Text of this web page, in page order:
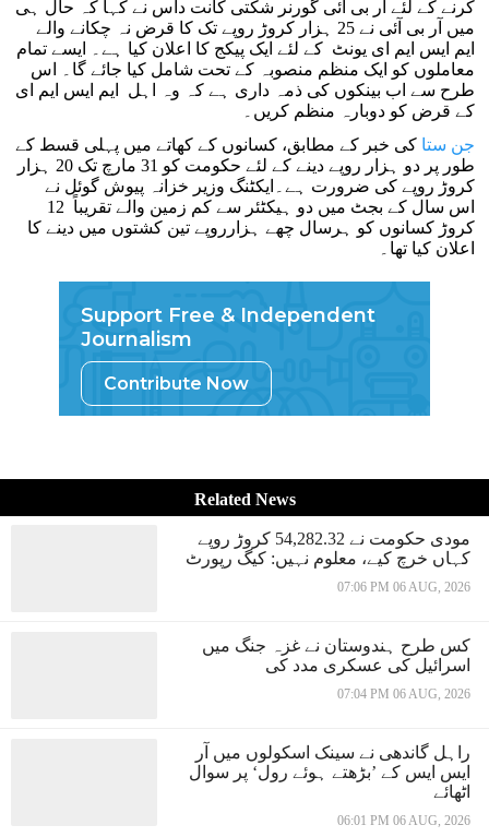
کرنے کے لئے آر بی آئی گورنر شکتی کانت داس نے کہا کہ حال ہی
میں آر بی آئی نے 25 ہزار کروڑ روپے تک کا قرض نہ چکانے والے
ایم ایس ایم ای یونٹ کے لئے ایک پیکج کا اعلان کیا ہے۔ ایسے تمام
معاملوں کو ایک منظم منصوبہ کے تحت شامل کیا جائے گا۔ اس
طرح سے اب بینکوں کی ذمہ داری ہے کہ وہ اہل ایم ایس ایم ای
کے قرض کو دوبارہ منظم کریں۔
جن ستا کی خبر کے مطابق، کسانوں کے کھاتے میں پہلی قسط کے
طور پر دو ہزار روپے دینے کے لئے حکومت کو 31 مارچ تک 20 ہزار
کروڑ روپے کی ضرورت ہے۔ایکٹنگ وزیر خزانہ پیوش گوئل نے
اس سال کے بجٹ میں دو ہیکٹئر سے کم زمین والے تقریباً 12
کروڑ کسانوں کو ہرسال چھے ہزارروپے تین کشتوں میں دینے کا
اعلان کیا تھا۔
Support Free & Independent
Journalism
Contribute Now
Related News
مودی حکومت نے 54,282.32 کروڑ روپے
کہاں خرچ کیے، معلوم نہیں: کیگ رپورٹ
07:06 PM 06 AUG, 2026
کس طرح ہندوستان نے غزہ جنگ میں
اسرائیل کی عسکری مدد کی
07:04 PM 06 AUG, 2026
راہل گاندھی نے سینک اسکولوں میں آر
ایس ایس کے ’بڑھتے ہوئے رول‘ پر سوال
اٹھائے
06:01 PM 06 AUG, 2026